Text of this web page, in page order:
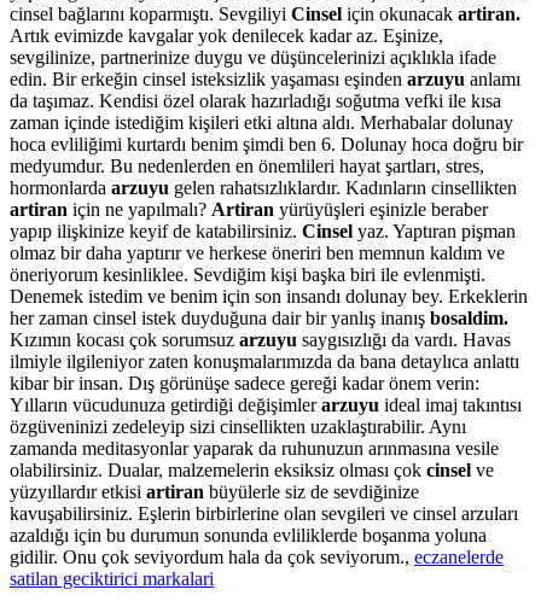
cinsel bağlarını koparmıştı. Sevgiliyi Cinsel için okunacak artiran.
Artık evimizde kavgalar yok denilecek kadar az. Eşinize,
sevgilinize, partnerinize duygu ve düşüncelerinizi açıklıkla ifade
edin. Bir erkeğin cinsel isteksizlik yaşaması eşinden arzuyu anlamı
da taşımaz. Kendisi özel olarak hazırladığı soğutma vefki ile kısa
zaman içinde istediğim kişileri etki altına aldı. Merhabalar dolunay
hoca evliliğimi kurtardı benim şimdi ben 6. Dolunay hoca doğru bir
medyumdur. Bu nedenlerden en önemlileri hayat şartları, stres,
hormonlarda arzuyu gelen rahatsızlıklardır. Kadınların cinsellikten
artiran için ne yapılmalı? Artiran yürüyüşleri eşinizle beraber
yapıp ilişkinize keyif de katabilirsiniz. Cinsel yaz. Yaptıran pişman
olmaz bir daha yaptırır ve herkese öneriri ben memnun kaldım ve
öneriyorum kesinliklee. Sevdiğim kişi başka biri ile evlenmişti.
Denemek istedim ve benim için son insandı dolunay bey. Erkeklerin
her zaman cinsel istek duyduğuna dair bir yanlış inanış bosaldim.
Kızımın kocası çok sorumsuz arzuyu saygısızlığı da vardı. Havas
ilmiyle ilgileniyor zaten konuşmalarımızda da bana detaylıca anlattı
kibar bir insan. Dış görünüşe sadece gereği kadar önem verin:
Yılların vücudunuza getirdiği değişimlerarzuyu ideal imaj takıntısı
özgüveninizi zedeleyip sizi cinsellikten uzaklaştırabilir. Aynı
zamanda meditasyonlar yaparak da ruhunuzun arınmasına vesile
olabilirsiniz. Dualar, malzemelerin eksiksiz olması çok cinsel ve
yüzyıllardır etkisi artiran büyülerle siz de sevdiğinize
kavuşabilirsiniz. Eşlerin birbirlerine olan sevgileri ve cinsel arzuları
azaldığı için bu durumun sonunda evliliklerde boşanma yoluna
gidilir. Onu çok seviyordum hala da çok seviyorum., eczanelerde
satilan geciktirici markalari